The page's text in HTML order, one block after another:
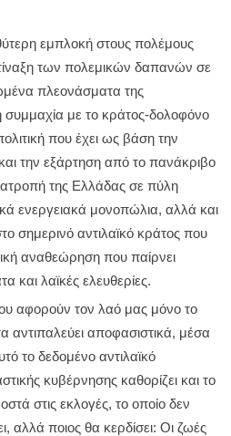
εμπλοκή στους πολέμους
των πολεμικών δαπανών σε
πλεονάσματα της
με το κράτος-δολοφόνο
που έχει ως βάση την
την εξάρτηση από το πανάκριβο
της Ελλάδας σε πύλη
ενεργειακά μονοπώλια, αλλά και
σημερινό αντιλαϊκό κράτος που
αναθεώρηση που παίρνει
και λαϊκές ελευθερίες.
αφορούν τον λαό μας μόνο το
αντιπαλεύει αποφασιστικά, μέσα
το δεδομένο αντιλαϊκό
κυβέρνησης καθορίζει και το
στις εκλογές, το οποίο δεν
αλλά ποιος θα κερδίσει: Οι ζωές